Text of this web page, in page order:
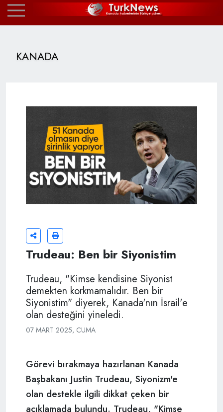
KANADA
Trudeau: Ben bir Siyonistim
Trudeau, "Kimse kendisine Siyonist
demekten korkmamalıdır. Ben bir
Siyonistim" diyerek, Kanada'nın İsrail'e
olan desteğini yineledi.
07 MART 2025, CUMA
Görevi bırakmaya hazırlanan Kanada
Başbakanı Justin Trudeau, Siyonizm'e
olan destekle ilgili dikkat çeken bir
açıklamada bulundu. Trudeau, "Kimse